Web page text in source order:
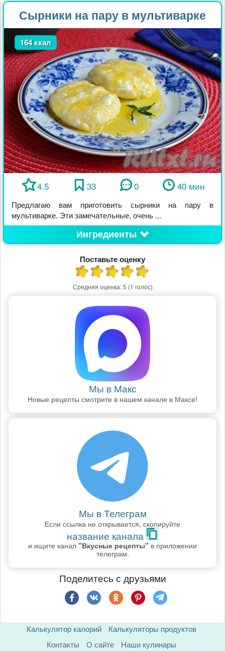
Сырники на пару в мультиварке
164 ккал
4.5 33 0 40 мин
Предлагаю вам приготовить сырники на пару в
мультиварке. Эти замечательные, очень ...
Ингредиенты
Поставьте оценку
Средняя оценка:5 (1 голос)
Мы в Макс
Новые рецепты смотрите в нашем канале в Максе!
Мы в Телеграм
Если ссылка не открывается, скопируйте
название канала
и ищите канал "Вкусные рецепты" в приложении
телеграм.
Поделитесь с друзьями
Калькулятор калорий
Калькуляторы продуктов
Контакты
О сайте Наши кулинары